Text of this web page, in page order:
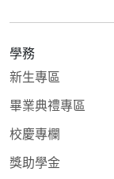
學務
新生專區
畢業典禮專區
校慶專欄
獎助學金